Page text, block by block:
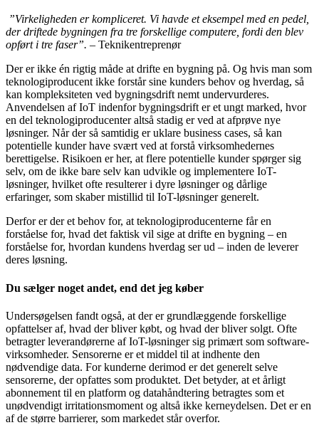
”Virkeligheden er kompliceret. Vi havde et eksempel med en pedel,
der driftede bygningen fra tre forskellige computere, fordi den blev
opført i tre faser”. – Teknikentreprenør
Der er ikke én rigtig måde at drifte en bygning på. Og hvis man som
teknologiproducent ikke forstår sine kunders behov og hverdag, så
kan kompleksiteten ved bygningsdrift nemt undervurderes.
Anvendelsen af IoT indenfor bygningsdrift er et ungt marked, hvor
en del teknologiproducenter altså stadig er ved at afprøve nye
løsninger. Når der så samtidig er uklare business cases, så kan
potentielle kunder have svært ved at forstå virksomhedernes
berettigelse. Risikoen er her, at flere potentielle kunder spørger sig
selv, om de ikke bare selv kan udvikle og implementere IoT-
løsninger, hvilket ofte resulterer i dyre løsninger og dårlige
erfaringer, som skaber mistillid til IoT-løsninger generelt.
Derfor er der et behov for, at teknologiproducenterne får en
forståelse for, hvad det faktisk vil sige at drifte en bygning – en
forståelse for, hvordan kundens hverdag ser ud – inden de leverer
deres løsning.
Du sælger noget andet, end det jeg køber
Undersøgelsen fandt også, at der er grundlæggende forskellige
opfattelser af, hvad der bliver købt, og hvad der bliver solgt. Ofte
betragter leverandørerne af IoT-løsninger sig primært som software-
virksomheder. Sensorerne er et middel til at indhente den
nødvendige data. For kunderne derimod er det generelt selve
sensorerne, der opfattes som produktet. Det betyder, at et årligt
abonnement til en platform og datahåndtering betragtes som et
unødvendigt irritationsmoment og altså ikke kerneydelsen. Det er en
af de større barrierer, som markedet står overfor.